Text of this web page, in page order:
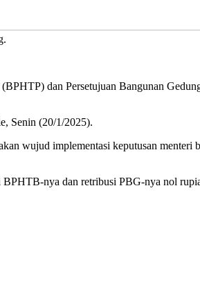
dan Persetujuan Bangunan
Senin (20/1/2025).
wujud implementasi keputusan menteri
nya dan retribusi PBG-nya nol